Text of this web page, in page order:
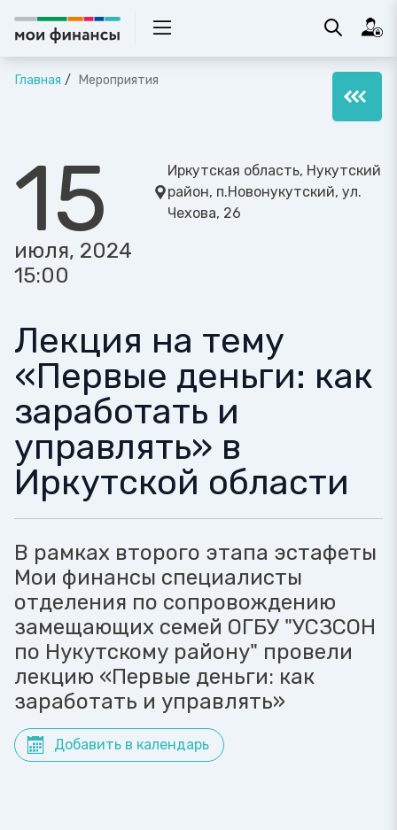
Главная Мероприятия
15
июля, 2024
15:00
Иркутская область, Нукутский
район, п.Новонукутский, ул.
Чехова, 26
Лекция на тему
«Первые деньги: как
заработать и
управлять» в
Иркутской области
В рамках второго этапа эстафеты
Мои финансы специалисты
отделения по сопровождению
замещающих семей ОГБУ "УСЗСОН
по Нукутскому району" провели
лекцию «Первые деньги: как
заработать и управлять»
Добавить в календарь